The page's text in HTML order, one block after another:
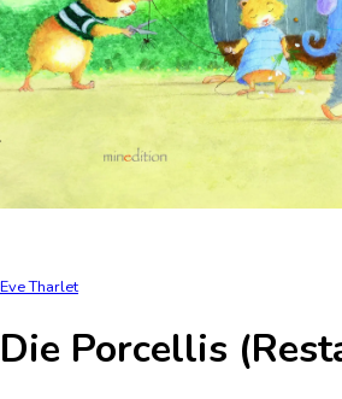
Eve Tharlet
Die Porcellis